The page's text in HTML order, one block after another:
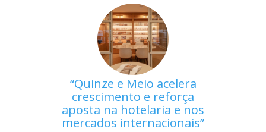
Quinze e Meio acelera
crescimento e reforça
aposta na hotelaria e nos
mercados internacionais